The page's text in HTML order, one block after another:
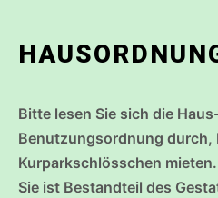
Bitte lesen Sie sich die
Benutzungsordnung durch,
Kurparkschlösschen mieten.
Sie ist Bestandteil des